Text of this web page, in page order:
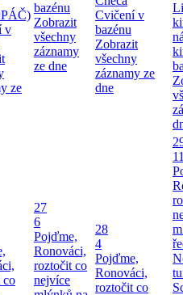
v
ze
bazénu
Zobrazit
všechny
záznamy
ze dne
Cvičení v
bazénu
Zobrazit
všechny
záznamy ze
dne
co
27
6
Pojďme,
Ronováci,
roztočit co
nejvíce
28
4
Pojďme,
Ronováci,
roztočit co